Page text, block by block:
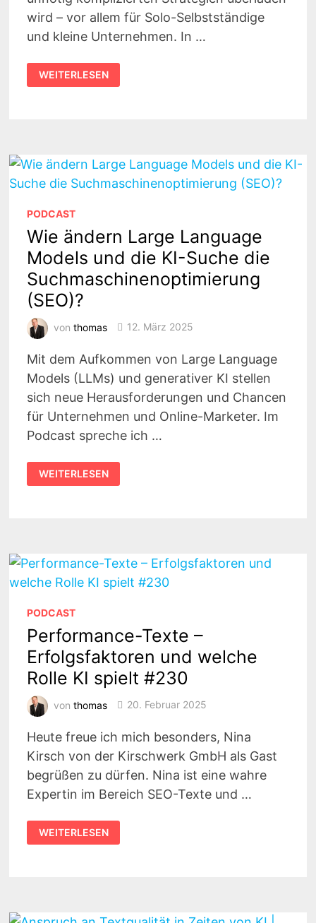
wird – vor allem für Solo-Selbstständige
und kleine Unternehmen. In …
SEO
FÜR
SOLO-
MIT
JANE
VON
KLEE
WEITERLESEN
PODCAST
Wie ändern Large Language
Models und die KI-Suche die
Suchmaschinenoptimierung
(SEO)?
von thomas 12. März 2025
Mit dem Aufkommen von Large Language
Models (LLMs) und generativer KI stellen
sich neue Herausforderungen und Chancen
für Unternehmen und Online-Marketer. Im
Podcast spreche ich …
WIE
ÄNDERN
LARGE
DIE
SUCHMASCHINENOPTIMIERUNG
(SEO)?
WEITERLESEN
PODCAST
Performance-Texte –
Erfolgsfaktoren und welche
Rolle KI spielt #230
von thomas 20. Februar 2025
Heute freue ich mich besonders, Nina
Kirsch von der Kirschwerk GmbH als Gast
begrüßen zu dürfen. Nina ist eine wahre
Expertin im Bereich SEO-Texte und …
PERFORMANCE-
TEXTE
–
WEITERLESEN